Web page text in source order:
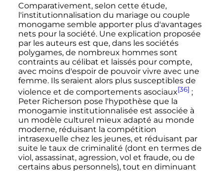
Comparativement, selon cette étude,
l'institutionnalisation du mariage ou couple
monogame semble apporter plus d'avantages
nets pour la société. Une explication proposée
par les auteurs est que, dans les sociétés
polygames, de nombreux hommes sont
contraints au célibat et laissés pour compte,
avec moins d'espoir de pouvoir vivre avec une
femme. Ils seraient alors plus susceptibles de
violence et de comportements asociaux[36] ;
Peter Richerson pose l'hypothèse que la
monogamie institutionnalisée est associée à
un modèle culturel mieux adapté au monde
moderne, réduisant la compétition
intrasexuelle chez les jeunes, et réduisant par
suite le taux de criminalité (dont en termes de
viol, assassinat, agression, vol et fraude, ou de
certains abus personnels), tout en diminuant